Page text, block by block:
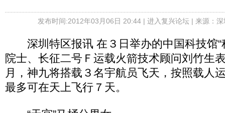
发布时间:2012年03月06日 20:44 | 进入复兴论坛| 来源：
深圳特区报讯 在３日举办的中国科技馆“
院士、长征二号Ｆ运载火箭技术顾问刘竹生
月，神九将搭载３名宇航员飞天，按照载人
最多可在天上飞行７天。